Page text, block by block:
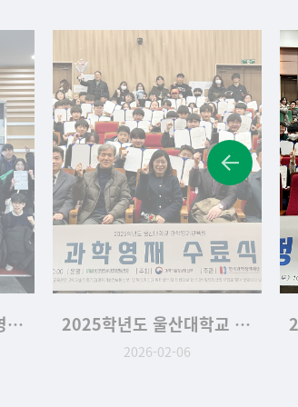
2025학년도 울산대학교 심화·사사과정 수료식 2025학년도 울산대학교 교육청위탁과정 수료식
2026-02-06